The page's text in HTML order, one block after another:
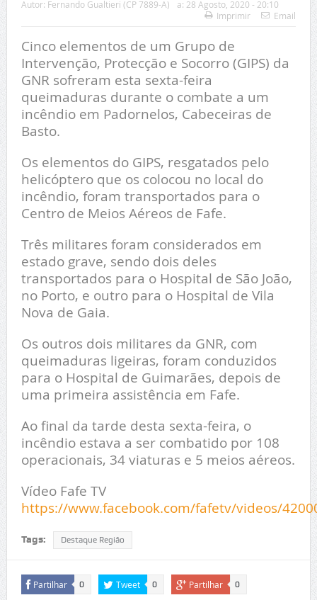
Autor: Fernando Gualtieri (CP 7889-A) a: 28 Agosto, 2020 - 20:10
Imprimir
Email
Cinco elementos de um Grupo de
Intervenção, Protecção e Socorro (GIPS) da
GNR sofreram esta sexta-feira
queimaduras durante o combate a um
incêndio em Padornelos, Cabeceiras de
Basto.
Os elementos do GIPS, resgatados pelo
helicóptero que os colocou no local do
incêndio, foram transportados para o
Centro de Meios Aéreos de Fafe.
Três militares foram considerados em
estado grave, sendo dois deles
transportados para o Hospital de São João,
no Porto, e outro para o Hospital de Vila
Nova de Gaia.
Os outros dois militares da GNR, com
queimaduras ligeiras, foram conduzidos
para o Hospital de Guimarães, depois de
uma primeira assistência em Fafe.
Ao final da tarde desta sexta-feira, o
incêndio estava a ser combatido por 108
operacionais, 34 viaturas e 5 meios aéreos.
Vídeo Fafe TV
https://www.facebook.com/fafetv/videos/
Tags: Destaque Região
Partilhar 0 Tweet 0 Partilhar 0